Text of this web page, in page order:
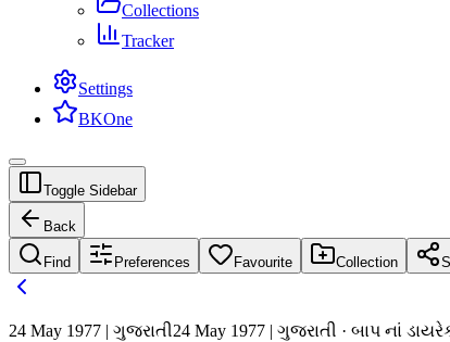
Collections
Tracker
Settings
BKOne
Toggle Sidebar
Back
Find Preferences Favourite Collection
24 May 1977 | ગુજરાતી24 May 1977 | ગુજરાતી · બાપ નાં